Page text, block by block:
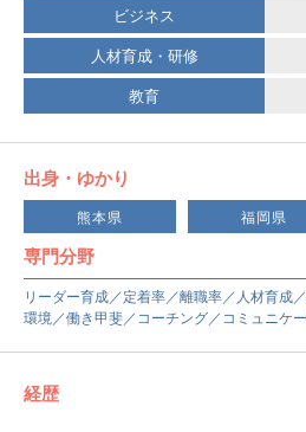
ビジネス
人材育成・研修
教育
出身・ゆかり
熊本県 福岡県
専門分野
リーダー育成／定着率／離職率／人材育成
環境／働き甲斐／コーチング／コミュニケ
経歴